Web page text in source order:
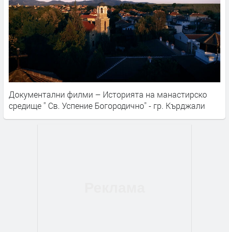
Документални филми – Историята на манастирско
средище '' Св. Успение Богородично'' - гр. Кърджали